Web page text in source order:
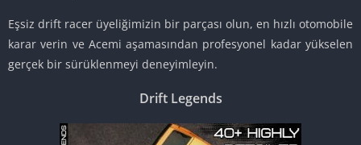
Eşsiz drift racer üyeliğimizin bir parçası olun, en hızlı otomobile
karar verin ve Acemi aşamasından profesyonel kadar yükselen
gerçek bir sürüklenmeyi deneyimleyin.
Drift Legends